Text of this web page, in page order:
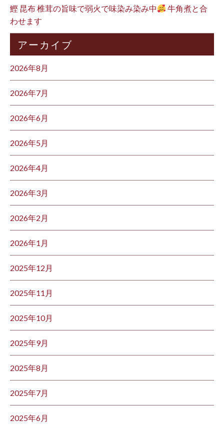
鰹 昆布 椎茸の旨味で弱火で味染み染み中
牛角煮と合
わせます
アーカイブ
2026年8月
2026年7月
2026年6月
2026年5月
2026年4月
2026年3月
2026年2月
2026年1月
2025年12月
2025年11月
2025年10月
2025年9月
2025年8月
2025年7月
2025年6月